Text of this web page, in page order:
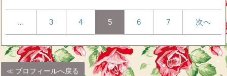
… 3 4 5 6 7 次へ
プロフィールへ戻る